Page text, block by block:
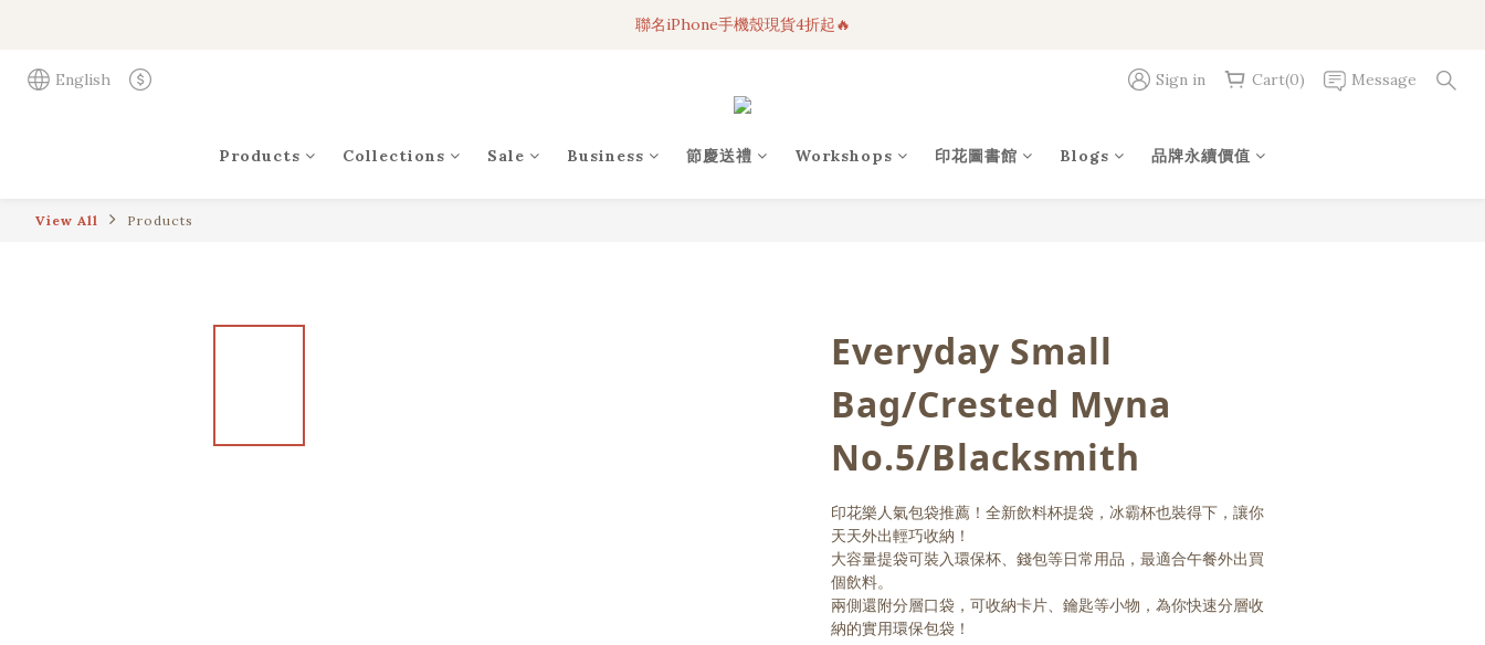
3C科技好物｜任選2件95折！
聯名iPhone手機殼現貨4折起🔥
English Sign in Cart(0) Message
Products Collections Sale Business 節慶送禮 Workshops 印花圖書館 Blogs 品牌永續價值
View All Products
Everyday Small
Bag/Crested Myna
No.5/Blacksmith
印花樂人氣包袋推薦！全新飲料杯提袋，冰霸杯也裝得下，讓你
天天外出輕巧收納！
大容量提袋可裝入環保杯、錢包等日常用品，最適合午餐外出買
個飲料。
兩側還附分層口袋，可收納卡片、鑰匙等小物，為你快速分層收
納的實用環保包袋！
BUY NOW